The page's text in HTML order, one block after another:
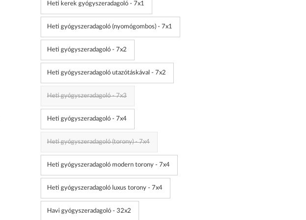
Heti kerek gyógyszeradagoló - 7x1
Heti gyógyszeradagoló (nyomógombos) - 7x1
Heti gyógyszeradagoló - 7x2
Heti gyógyszeradagoló utazótáskával - 7x2
Heti gyógyszeradagoló - 7x3
Heti gyógyszeradagoló - 7x4
Heti gyógyszeradagoló (torony) - 7x4
Heti gyógyszeradagoló modern torony - 7x4
Heti gyógyszeradagoló luxus torony - 7x4
Havi gyógyszeradagoló - 32x2